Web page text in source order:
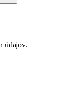
údajov.